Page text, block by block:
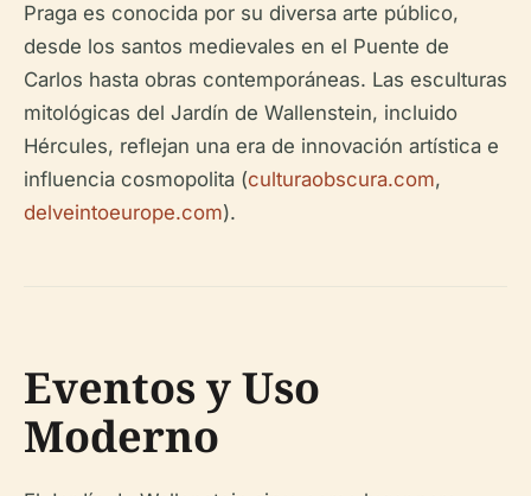
Praga es conocida por su diversa arte público,
desde los santos medievales en el Puente de
Carlos hasta obras contemporáneas. Las esculturas
mitológicas del Jardín de Wallenstein, incluido
Hércules, reflejan una era de innovación artística e
influencia cosmopolita (culturaobscura.com,
delveintoeurope.com).
Eventos y Uso
Moderno